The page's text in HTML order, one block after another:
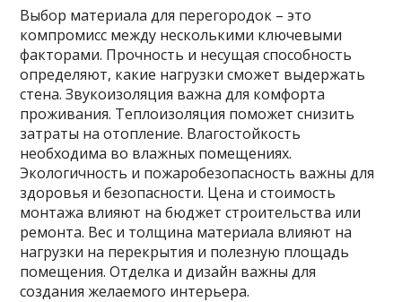
Выбор материала для перегородок – это
компромисс между несколькими ключевыми
факторами. Прочность и несущая способность
определяют, какие нагрузки сможет выдержать
стена. Звукоизоляция важна для комфорта
проживания. Теплоизоляция поможет снизить
затраты на отопление. Влагостойкость
необходима во влажных помещениях.
Экологичность и пожаробезопасность важны для
здоровья и безопасности. Цена и стоимость
монтажа влияют на бюджет строительства или
ремонта. Вес и толщина материала влияют на
нагрузки на перекрытия и полезную площадь
помещения. Отделка и дизайн важны для
создания желаемого интерьера.